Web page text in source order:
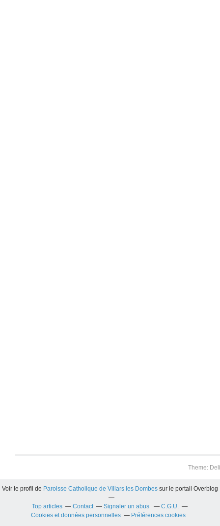
Theme:
Voir le profil de Paroisse Catholique de Villars les Dombes sur le portail Overblog
Top articles Contact Signaler un abus
C.G.U.
Cookies et données personnelles
Préférences cookies